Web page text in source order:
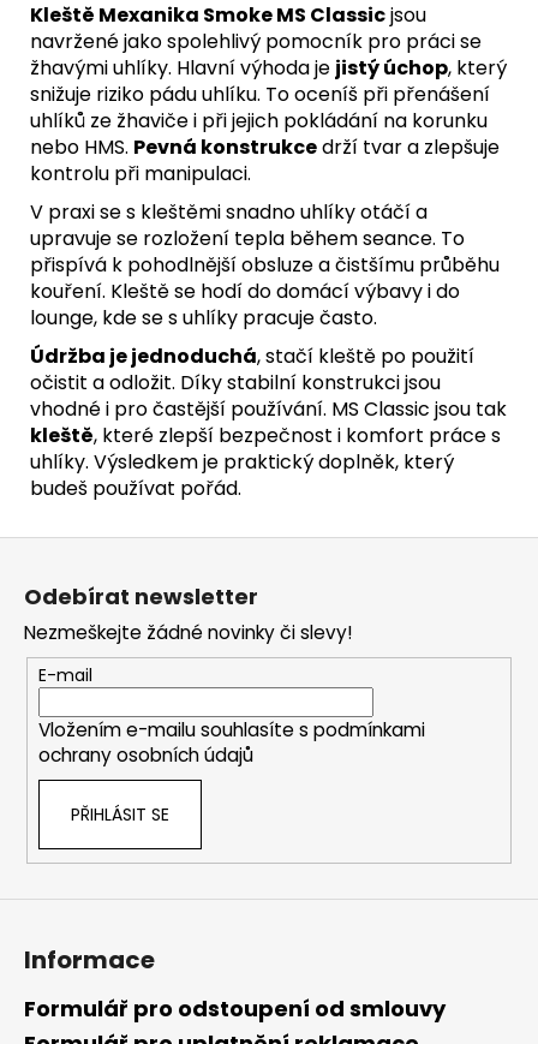
Kleště Mexanika Smoke MS Classicjsou
navržené jako spolehlivý pomocník pro práci se
žhavými uhlíky. Hlavní výhoda je jistý úchop, který
snižuje riziko pádu uhlíku. To oceníš při přenášení
uhlíků ze žhaviče i při jejich pokládání na korunku
nebo HMS. Pevná konstrukcedrží tvar a zlepšuje
kontrolu při manipulaci.
V praxi se s kleštěmi snadno uhlíky otáčí a
upravuje se rozložení tepla během seance. To
přispívá k pohodlnější obsluze a čistšímu průběhu
kouření. Kleště se hodí do domácí výbavy i do
lounge, kde se s uhlíky pracuje často.
Údržba je jednoduchá, stačí kleště po použití
očistit a odložit. Díky stabilní konstrukci jsou
vhodné i pro častější používání. MS Classic jsou tak
kleště, které zlepší bezpečnost i komfort práce s
uhlíky. Výsledkem je praktický doplněk, který
budeš používat pořád.
Odebírat newsletter
Nezmeškejte žádné novinky či slevy!
E-mail
Vložením e-mailu souhlasíte s podmínkami
ochrany osobních údajů
PŘIHLÁSIT SE
Informace
Formulář pro odstoupení od smlouvy